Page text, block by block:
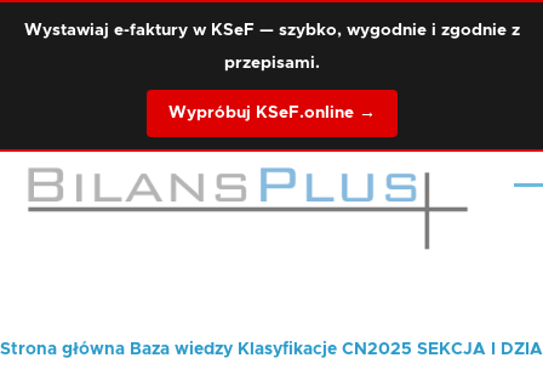
Wystawiaj e-faktury w KSeF — szybko, wygodnie i zgodnie z
przepisami.
Wypróbuj KSeF.online →
Ścieżka
Strona główna Baza wiedzy Klasyfikacje CN2025 SEKCJA I